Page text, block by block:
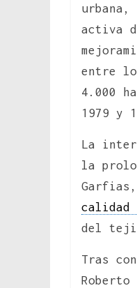
urbana,
activa
entre
4.000
1979 y
La
la
calidad
del
Tras
Roberto